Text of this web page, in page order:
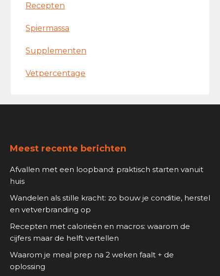
Recepten
Spiermassa
Supplementen
Vetpercentage
Meest recente berichten
Afvallen met een loopband: praktisch starten vanuit
huis
Wandelen als stille kracht: zo bouw je conditie, herstel
en vetverbranding op
Recepten met calorieën en macros: waarom de
cijfers maar de helft vertellen
Waarom je meal prep na 2 weken faalt + de
oplossing